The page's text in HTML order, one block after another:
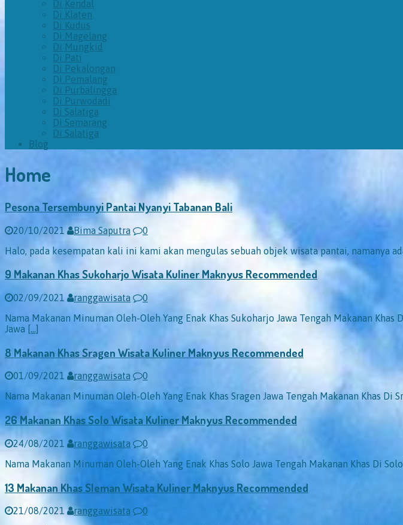
Di Kendal
Di Klaten
Di Kudus
Di Magelang
Di Mungkid
Di Pati
Di Pekalongan
Di Pemalang
Di Purbalingga
Di Purwodadi
Di Salatiga
Di Semarang
Di Salatiga
Blog
Home
Pesona Tersembunyi Pantai Nyanyi Tabanan Bali
20/10/2021 Bima Saputra
0
Halo, pada kesempatan kali ini kami akan mengulas sebuah objek wisata pantai, namanya
9 Makanan Khas Sukoharjo Wisata Kuliner Maknyus Recommended
02/09/2021 ranggawisata
0
Nama Makanan Minuman Oleh-Oleh Yang Enak Khas Sukoharjo Jawa Tengah Makanan
Jawa […]
8 Makanan Khas Sragen Wisata Kuliner Maknyus Recommended
01/09/2021 ranggawisata
0
Nama Makanan Minuman Oleh-Oleh Yang Enak Khas Sragen Jawa Tengah Makanan Khas
26 Makanan Khas Solo Wisata Kuliner Maknyus Recommended
24/08/2021 ranggawisata
0
Nama Makanan Minuman Oleh-Oleh Yang Enak Khas Solo Jawa Tengah Makanan Khas Di
13 Makanan Khas Sleman Wisata Kuliner Maknyus Recommended
21/08/2021 ranggawisata
0